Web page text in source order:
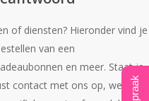
of diensten? Hieronder vind je
van een
en meer. Staat je
contact met ons op, we